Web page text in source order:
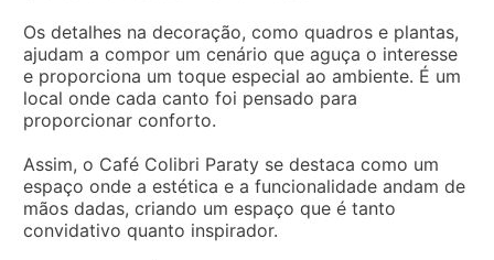
Os detalhes na decoração, como quadros e plantas,
ajudam a compor um cenário que aguça o interesse
e proporciona um toque especial ao ambiente. É um
local onde cada canto foi pensado para
proporcionar conforto.
Assim, o Café Colibri Paraty se destaca como um
espaço onde a estética e a funcionalidade andam de
mãos dadas, criando um espaço que é tanto
convidativo quanto inspirador.